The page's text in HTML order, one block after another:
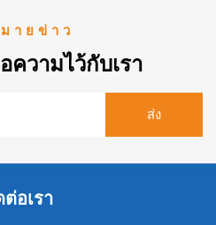
ายข่าว
วามไว้กับเรา
อเรา